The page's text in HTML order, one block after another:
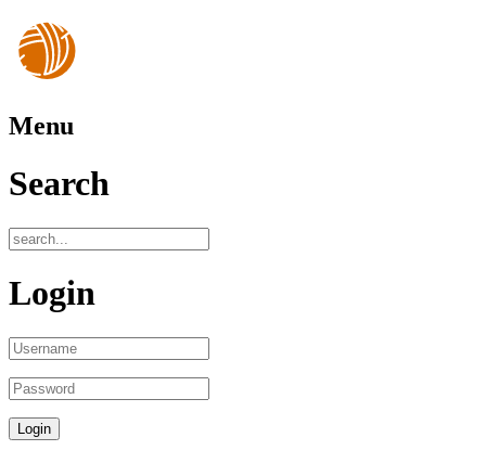
Menu
Search
Login